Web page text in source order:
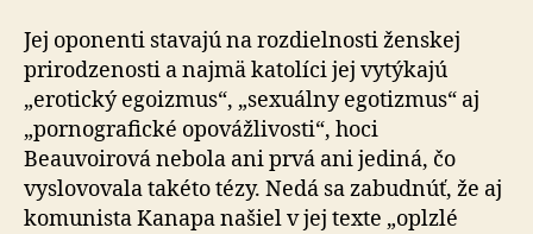
Jej oponenti stavajú na rozdielnosti ženskej
prirodzenosti a najmä katolíci jej vytýkajú
„erotický egoizmus“, „se­xu­ál­ny egotizmus“ aj
„pornografické opovážlivosti“, hoci
Beauvoirová nebola ani prvá ani jediná, čo
vyslovovala takéto tézy. Nedá sa zabudnúť, že aj
komunista Kanapa našiel v jej texte „oplzlé